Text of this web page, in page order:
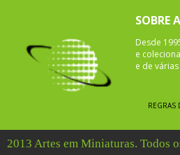
SOBRE
Desde
e
e de
REGRAS
2013 Artes em Miniaturas. Todos